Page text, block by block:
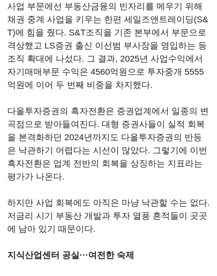
사업 부문에선 부동산금융의 빈자리를 메우기 위해
채권 중계 사업을 키우는 한편 세일즈앤트레이딩(S&
T)에 힘을 줬다. S&T조직을 기존 본부에서 부문으로
격상했고 LS증권 출신 이선범 부사장을 영입하는 등
조직 확대에 나섰다. 그 결과, 2025년 사업수익에서
자기매매부문 수익은 4560억원으로 투자중개 5555
억원에 이어 두 번째 비중을 차지했다.
다올투자증권의 흑자전환은 증권업계에서 일종의 변
곡점으로 받아들여진다. 대형 증권사들이 실적 회복
을 본격화하던 2024년까지도 다올투자증권의 반등
은 낙관하기 어렵다는 시선이 많았다. 그렇기에 이번
흑자전환은 업계 전반의 회복을 상징하는 지표라는
평가가 나온다.
하지만 사업 회복에도 아직은 마냥 낙관할 수는 없다.
저금리 시기 부동산 개발과 투자 열풍 흔적들이 곳곳
에 남아 있기 때문이다.
지식산업센터 공실···여전한 숙제